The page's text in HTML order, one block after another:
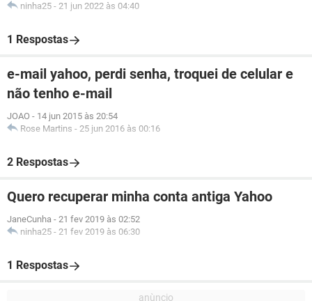
ninha25 - 21 jun 2022 às 04:40
1 Respostas
e-mail yahoo, perdi senha, troquei de celular e
não tenho e-mail
JOAO - 14 jun 2015 às 20:54
Rose Martins - 25 jun 2016 às 00:16
2 Respostas
Quero recuperar minha conta antiga Yahoo
JaneCunha - 21 fev 2019 às 02:52
ninha25 - 21 fev 2019 às 06:30
1 Respostas